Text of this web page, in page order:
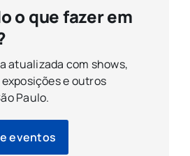
o que fazer em
atualizada com shows,
e outros
Paulo.
eventos